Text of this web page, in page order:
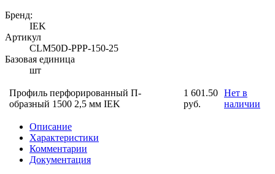
Бренд:
IEK
Артикул
CLM50D-PPP-150-25
Базовая единица
шт
Профиль перфорированный П-
образный 1500 2,5 мм IEK
1 601.50
руб.
Нет в
наличии
Описание
Характеристики
Комментарии
Документация